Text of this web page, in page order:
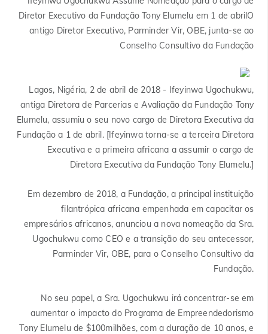
Diretor Executivo da Fundação Tony Elumelu em 1 de abrilO
antigo Diretor Executivo, Parminder Vir, OBE, junta-se ao
Conselho Consultivo da Fundação
Lagos, Nigéria, 2 de abril de 2018 - Ifeyinwa Ugochukwu,
antiga Diretora de Parcerias e Avaliação da Fundação Tony
Elumelu, assumiu o seu novo cargo de Diretora Executiva da
Fundação a 1 de abril. [Ifeyinwa torna-se a terceira Diretora
Executiva e a primeira africana a assumir o cargo de
Diretora Executiva da Fundação Tony Elumelu.]
Em dezembro de 2018, a Fundação, a principal instituição
filantrópica africana empenhada em capacitar os
empresários africanos, anunciou a nova nomeação da Sra.
Ugochukwu como CEO e a transição do seu antecessor,
Parminder Vir, OBE, para o Conselho Consultivo da
Fundação.
No seu papel, a Sra. Ugochukwu irá concentrar-se em
aumentar o impacto do Programa de Empreendedorismo
Tony Elumelu de $100milhões, com a duração de 10 anos, e